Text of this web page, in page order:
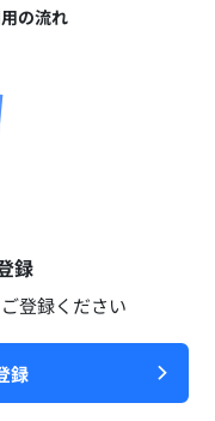
の流れ
録​
登録ください​
録